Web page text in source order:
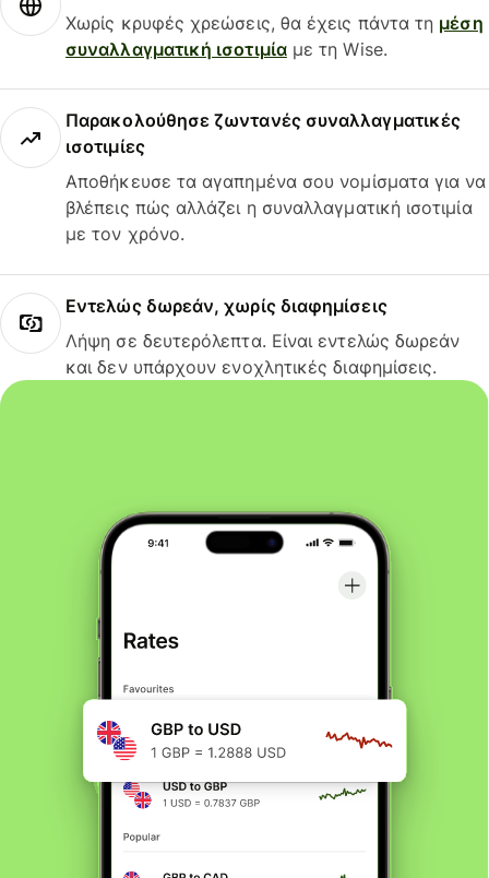
Χωρίς κρυφές χρεώσεις, θα έχεις πάντα τη μέση
συναλλαγματική ισοτιμίαμε τη Wise.
Παρακολούθησε ζωντανές συναλλαγματικές
ισοτιμίες
Αποθήκευσε τα αγαπημένα σου νομίσματα για να
βλέπεις πώς αλλάζει η συναλλαγματική ισοτιμία
με τον χρόνο.
Εντελώς δωρεάν, χωρίς διαφημίσεις
Λήψη σε δευτερόλεπτα. Είναι εντελώς δωρεάν
και δεν υπάρχουν ενοχλητικές διαφημίσεις.